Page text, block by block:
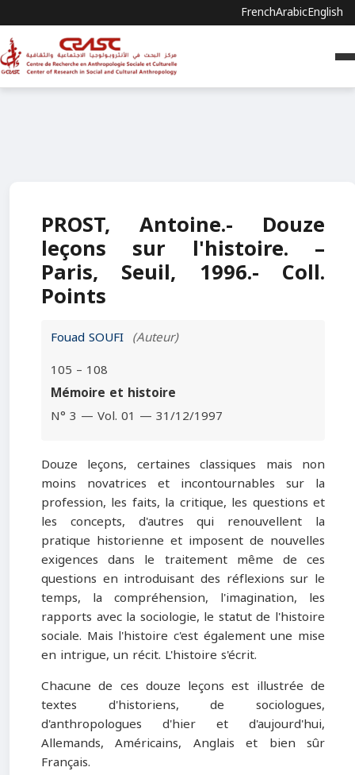
FrenchArabicEnglish
PROST, Antoine.- Douze
leçons sur l'histoire. –
Paris, Seuil, 1996.- Coll.
Points
Fouad SOUFI (Auteur)
105 – 108
Mémoire et histoire
N° 3 — Vol. 01 — 31/12/1997
Douze leçons, certaines classiques mais non
moins novatrices et incontournables sur la
profession, les faits, la critique, les questions et
les concepts, d'autres qui renouvellent la
pratique historienne et im­posent de nouvelles
exigences dans le traitement même de ces
questions en introduisant des réflexions sur le
temps, la compréhension, l'imagination, les
rapports avec la sociologie, le statut de l'histoire
sociale. Mais l'histoire c'est également une mise
en intrigue, un récit. L'histoire s'écrit.
Chacune de ces douze leçons est illustrée de
textes d'historiens, de sociologues,
d'anthropologues d'hier et d'aujourd'hui,
Allemands, Américains, Anglais et bien sûr
Français.